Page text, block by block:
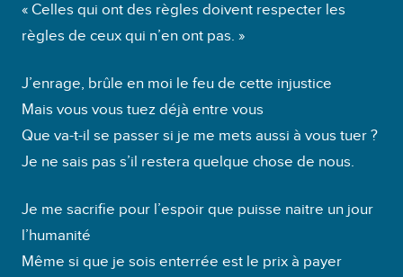
u
r
a
u
i
o
« Celles qui ont des règles doivent respecter les
règles de ceux qui n’en ont pas. »
J’enrage, brûle en moi le feu de cette injustice
Mais vous vous tuez déjà entre vous
Que va-t-il se passer si je me mets aussi à vous tuer ?
Je ne sais pas s’il restera quelque chose de nous.
Je me sacrifie pour l’espoir que puisse naitre un jour
l’humanité
Même si que je sois enterrée est le prix à payer